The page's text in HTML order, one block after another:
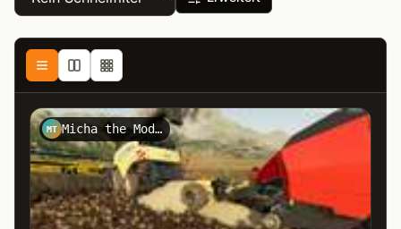
MT Micha the Modder